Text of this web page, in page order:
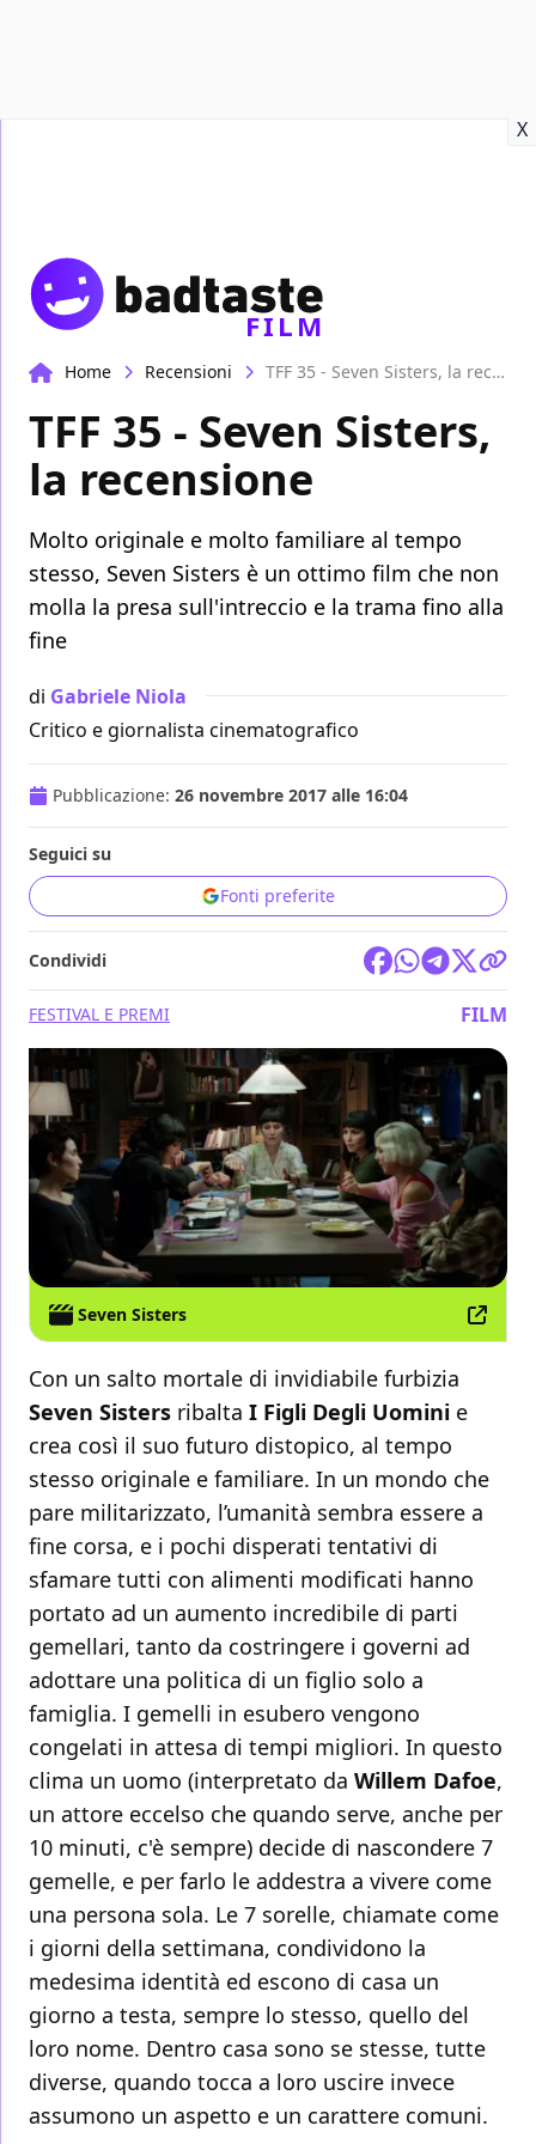
X
FILM
Home Recensioni TFF 35 - Seven Sisters, la recensione
TFF 35 - Seven Sisters,
la recensione
Molto originale e molto familiare al tempo
stesso, Seven Sisters è un ottimo film che non
molla la presa sull'intreccio e la trama fino alla
fine
di Gabriele Niola
Critico e giornalista cinematografico
Pubblicazione: 26 novembre 2017 alle 16:04
Seguici su
Fonti preferite
Condividi
FESTIVAL E PREMI FILM
Seven Sisters
Con un salto mortale di invidiabile furbizia
Seven Sisters ribalta I Figli Degli Uomini e
crea così il suo futuro distopico, al tempo
stesso originale e familiare. In un mondo che
pare militarizzato, l’umanità sembra essere a
fine corsa, e i pochi disperati tentativi di
sfamare tutti con alimenti modificati hanno
portato ad un aumento incredibile di parti
gemellari, tanto da costringere i governi ad
adottare una politica di un figlio solo a
famiglia. I gemelli in esubero vengono
congelati in attesa di tempi migliori. In questo
clima un uomo (interpretato da Willem Dafoe,
un attore eccelso che quando serve, anche per
10 minuti, c'è sempre) decide di nascondere 7
gemelle, e per farlo le addestra a vivere come
una persona sola. Le 7 sorelle, chiamate come
i giorni della settimana, condividono la
medesima identità ed escono di casa un
giorno a testa, sempre lo stesso, quello del
loro nome. Dentro casa sono se stesse, tutte
diverse, quando tocca a loro uscire invece
assumono un aspetto e un carattere comuni.